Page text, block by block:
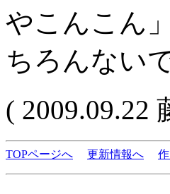
やこんこん
ちろんない
( 2009.09.22
TOPページへ 更新情報へ